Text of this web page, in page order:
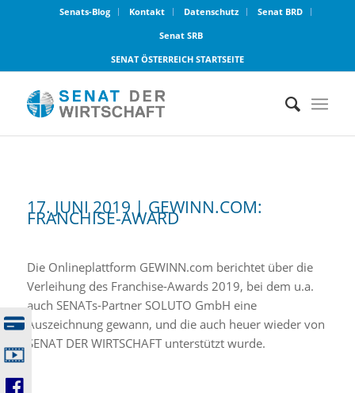
Senats-Blog Kontakt Datenschutz
Senat BRD
Senat SRB
SENAT ÖSTERREICH STARTSEITE
17. JUNI 2019 | GEWINN.COM:
FRANCHISE-AWARD
Die Onlineplattform GEWINN.com berichtet über die
Verleihung des Franchise-Awards 2019, bei dem u.a.
auch SENATs-Partner SOLUTO GmbH eine
Auszeichnung gewann, und die auch heuer wieder von
SENAT DER WIRTSCHAFT unterstützt wurde.